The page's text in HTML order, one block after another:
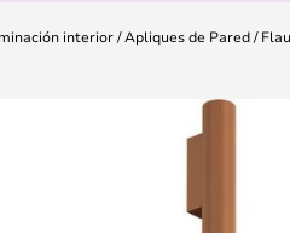
interior Apliques de Pared